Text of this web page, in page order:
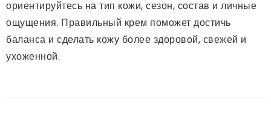
ориентируйтесь на тип кожи, сезон, состав и личные
ощущения. Правильный крем поможет достичь
баланса и сделать кожу более здоровой, свежей и
ухоженной.